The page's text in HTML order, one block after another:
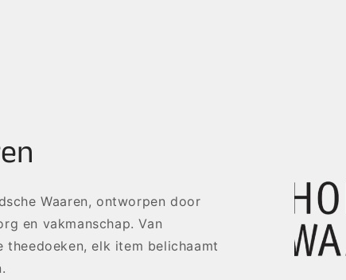
Waaren, ontworpen door
en vakmanschap. Van
elk item belichaamt